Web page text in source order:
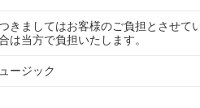
きましてはお客様のご負担とさせて
は当方で負担いたします。
ージック